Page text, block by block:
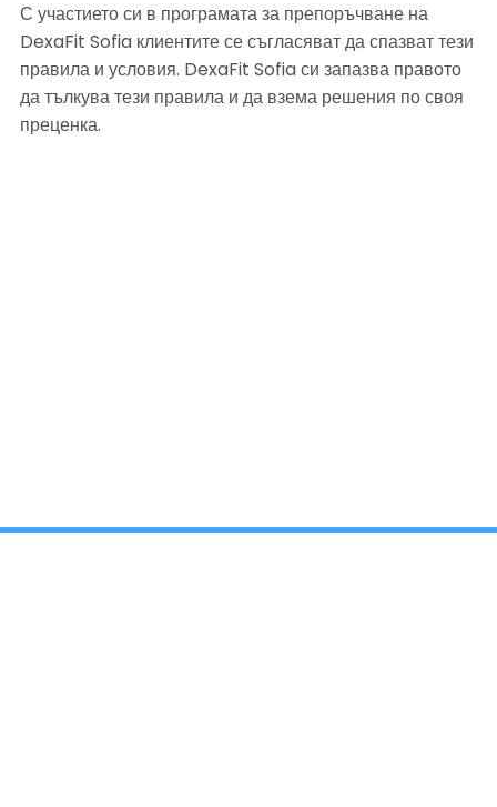
С участието си в програмата за препоръчване на
DexaFit Sofia клиентите се съгласяват да спазват тези
правила и условия. DexaFit Sofia си запазва правото
да тълкува тези правила и да взема решения по своя
преценка.